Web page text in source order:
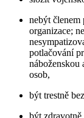
nebýt
organizace;
potlačování
náboženskou
osob,
být trestně
být